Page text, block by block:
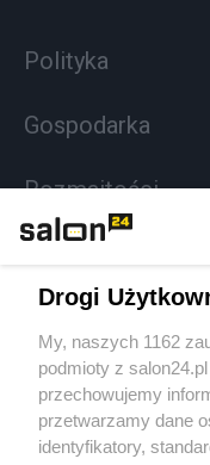
Polityka
Gospodarka
Rozmaitości
Sport
Społeczeństwo
Kultura
Drogi
My, naszych 1162
podmioty z
przechowujemy
przetwarzamy dane
identyfikatory,